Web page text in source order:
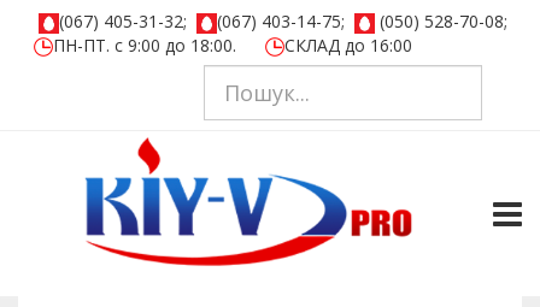
(067) 405-31-32; (067) 403-14-75;
(050) 528-70-08;
ПН-ПТ. с 9:00 до 18:00.
СКЛАД до 16:00